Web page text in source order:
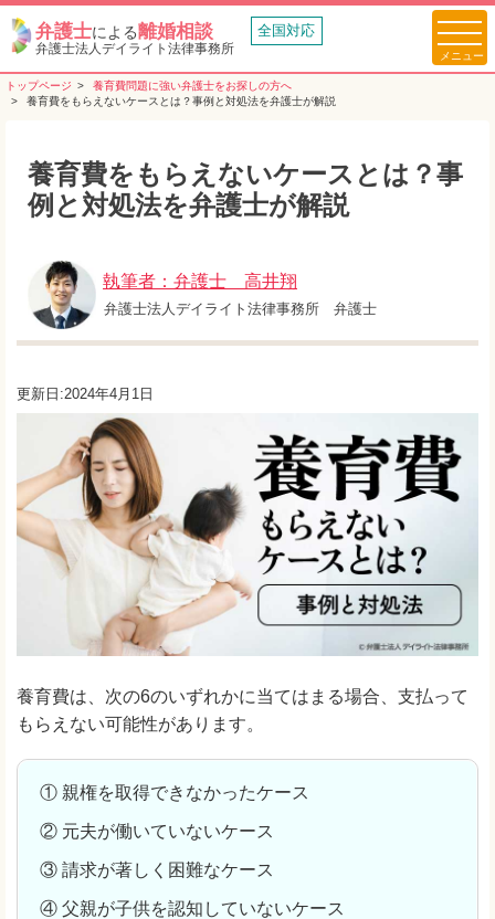
弁護士による離婚相談
弁護士法人デイライト法律事務所
全国対応
トップページ
養育費問題に強い弁護士をお探しの方へ
養育費をもらえないケースとは？事例と対処法を弁護士が解説
養育費をもらえないケースとは？事
例と対処法を弁護士が解説
執筆者：弁護士 高井翔
弁護士法人デイライト法律事務所 弁護士
更新日:2024年4月1日
養育費は、次の6のいずれかに当てはまる場合、支払って
もらえない可能性があります。
① 親権を取得できなかったケース
② 元夫が働いていないケース
③ 請求が著しく困難なケース
④ 父親が子供を認知していないケース